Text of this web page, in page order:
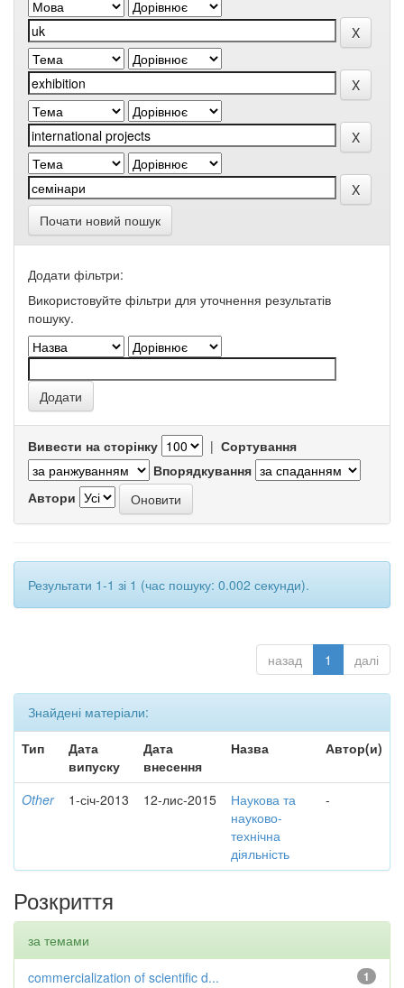
Почати новий пошук
Додати фільтри:
Використовуйте фільтри для уточнення результатів
пошуку.
Вивести на сторінку | Сортування
Впорядкування
Автори
Результати 1-1 зі 1 (час пошуку: 0.002 секунди).
назад 1 далі
Знайдені матеріали:
Тип
Дата
випуску
Дата
внесення
Назва Автор(и)
Other 1-січ-2013 12-лис-2015
Наукова та
науково-
технічна
діяльність
-
Розкриття
за темами
1
commercialization of scientific d...